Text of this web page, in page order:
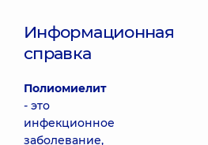
Информационная
справка
Полиомиелит
- это
инфекционное
заболевание,